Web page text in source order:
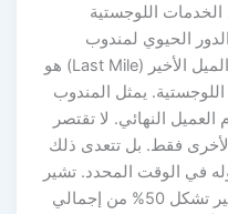
اللوجستية
أولوية قصوى للجميع. 2. الدور الحيوي لمندوب
التوصيل في سلسلة التوريد يُعتبر الميل الأخير (Last Mile) هو
اللوجستية. يمثل المندوب
العميل النهائي. لا تقتصر
فقط. بل تتعدى ذلك
في الوقت المحدد. تشير
الدراسات إلى أن تكلفة الميل الأخير تشكل 50% من إجمالي